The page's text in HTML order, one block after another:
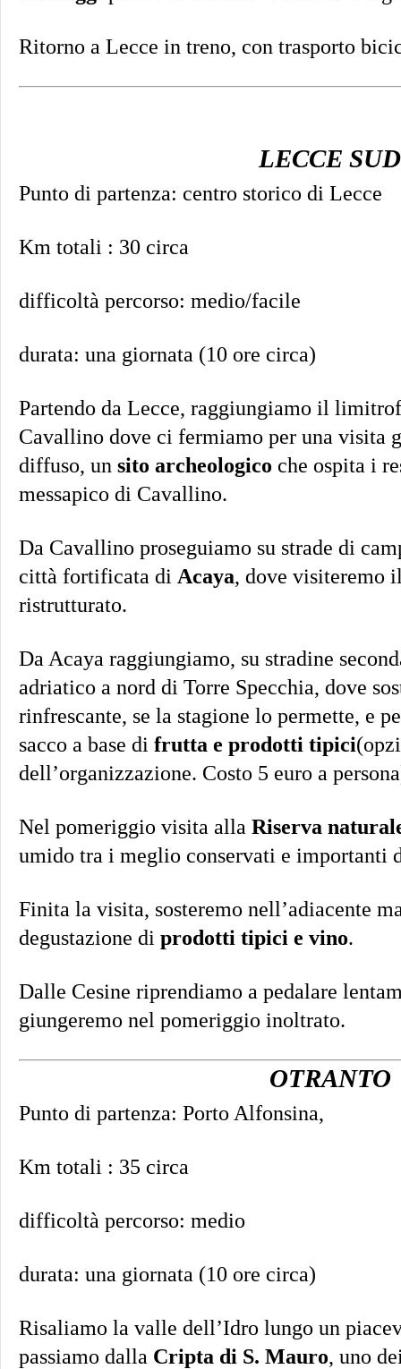
Ritorno a Lecce in treno, con trasporto
LECCE SUD
Punto di partenza: centro storico di Lecce
Km totali : 30 circa
difficoltà percorso: medio/facile
durata: una giornata (10 ore circa)
Partendo da Lecce, raggiungiamo il
Cavallino dove ci fermiamo per una visita
diffuso, un sito archeologico che ospita i
messapico di Cavallino.
Da Cavallino proseguiamo su strade di
città fortificata di Acaya, dove visiteremo
ristrutturato.
Da Acaya raggiungiamo, su stradine
adriatico a nord di Torre Specchia, dove
rinfrescante, se la stagione lo permette, e
sacco a base di frutta e prodotti tipici
dell’organizzazione. Costo 5 euro a
Nel pomeriggio visita alla Riserva
umido tra i meglio conservati e importanti
Finita la visita, sosteremo nell’adiacente
degustazione di prodotti tipici e vino.
Dalle Cesine riprendiamo a pedalare
giungeremo nel pomeriggio inoltrato.
OTRANTO
Punto di partenza: Porto Alfonsina,
Km totali : 35 circa
difficoltà percorso: medio
durata: una giornata (10 ore circa)
Risaliamo la valle dell’Idro lungo un
passiamo dalla Cripta di S. Mauro, uno